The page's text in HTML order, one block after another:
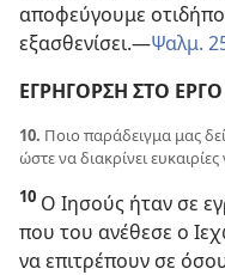
αποφεύγουμε
εξασθενίσει.​—Ψαλμ.
ΕΓΡΗΓΟΡΣΗ ΣΤΟ
10. Ποιο παράδειγμα μας
ώστε να διακρίνει
10 Ο Ιησούς ήταν σε
που του ανέθεσε ο
να επιτρέπουν σε